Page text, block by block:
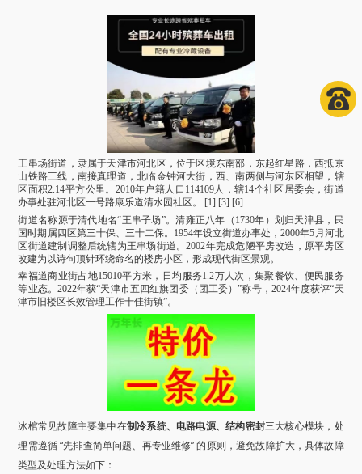
王串场街道，隶属于天津市河北区，位于区境东南部，东起红星路，西抵京
山铁路三线，南接真理道，北临金钟河大街，西、南两侧与河东区相望，辖
区面积2.14平方公里。2010年户籍人口114109人，辖14个社区居委会，街道
办事处驻河北区一号路康乐道清水园社区。 [1] [3] [6]
街道名称源于清代地名“王串子场”。清雍正八年（1730年）划归天津县，民
国时期属四区第三十保、三十二保。1954年设立街道办事处，2000年5月河北
区街道建制调整后统辖为王串场街道。2002年完成危陋平房改造，原平房区
改建为以诗句顶针环绕命名的楼房小区，形成现代街区景观。
幸福道商业街占地15010平方米，日均服务1.2万人次，集聚餐饮、便民服务
等业态。2022年获“天津市五四红旗团委（团工委）”称号，2024年度获评“天
津市旧楼区长效管理工作十佳街镇”。
冰棺常见故障主要集中在制冷系统、电路电源、结构密封三大核心模块，处
理需遵循 “先排查简单问题、再专业维修” 的原则，避免故障扩大，具体故障
类型及处理方法如下：